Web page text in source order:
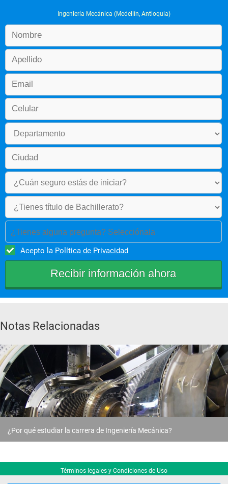
Ética General
Tercer Semestre
Cálculo Multivariable
Estática
Electricidad y Magnetismo
Ingeniería
Cuarto Semestre
Mecánica de Máquinas
Resistencia de Materiales
Estadística Descriptiva e
Quinto Semestre
Ingeniería Mecánica (Medellín, Antioquia)
¿Tienes alguna pregunta? Selecciónala
Acepto la Política de Privacidad
Notas Relacionadas
¿Por qué estudiar la carrera de Ingeniería Mecánica?
Términos legales y Condiciones de Uso